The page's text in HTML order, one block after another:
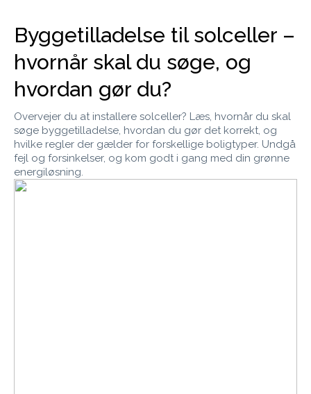
Byggetilladelse til solceller –
hvornår skal du søge, og
hvordan gør du?
Overvejer du at installere solceller? Læs, hvornår du skal
søge byggetilladelse, hvordan du gør det korrekt, og
hvilke regler der gælder for forskellige boligtyper. Undgå
fejl og forsinkelser, og kom godt i gang med din grønne
energiløsning.